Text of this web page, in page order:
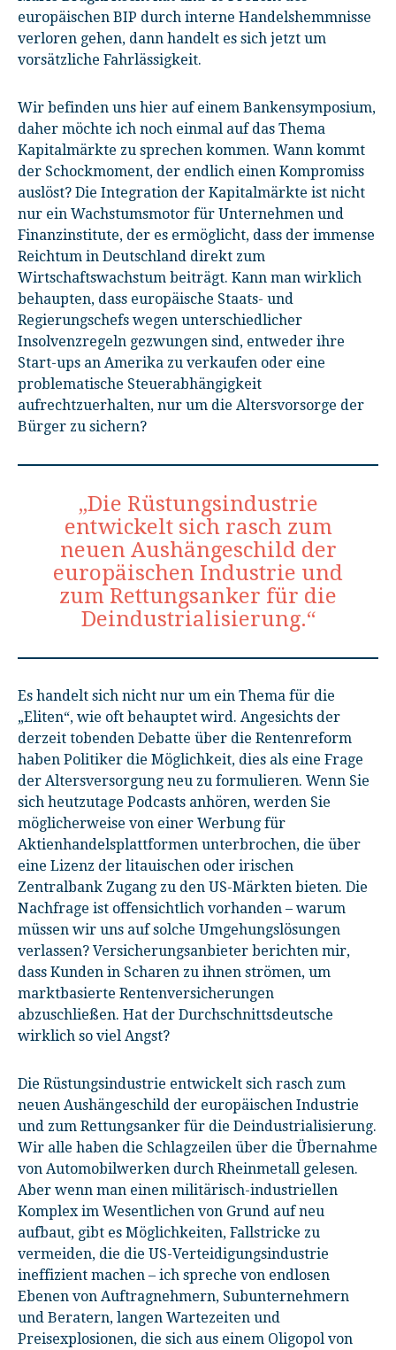
europäischen BIP durch interne Handelshemmnisse
verloren gehen, dann handelt es sich jetzt um
vorsätzliche Fahrlässigkeit.
Wir befinden uns hier auf einem Bankensymposium,
daher möchte ich noch einmal auf das Thema
Kapitalmärkte zu sprechen kommen. Wann kommt
der Schockmoment, der endlich einen Kompromiss
auslöst? Die Integration der Kapitalmärkte ist nicht
nur ein Wachstumsmotor für Unternehmen und
Finanzinstitute, der es ermöglicht, dass der immense
Reichtum in Deutschland direkt zum
Wirtschaftswachstum beiträgt. Kann man wirklich
behaupten, dass europäische Staats- und
Regierungschefs wegen unterschiedlicher
Insolvenzregeln gezwungen sind, entweder ihre
Start-ups an Amerika zu verkaufen oder eine
problematische Steuerabhängigkeit
aufrechtzuerhalten, nur um die Altersvorsorge der
Bürger zu sichern?
„Die Rüstungsindustrie
entwickelt sich rasch zum
neuen Aushängeschild der
europäischen Industrie und
zum Rettungsanker für die
Deindustrialisierung.“
Es handelt sich nicht nur um ein Thema für die
„Eliten“, wie oft behauptet wird. Angesichts der
derzeit tobenden Debatte über die Rentenreform
haben Politiker die Möglichkeit, dies als eine Frage
der Altersversorgung neu zu formulieren. Wenn Sie
sich heutzutage Podcasts anhören, werden Sie
möglicherweise von einer Werbung für
Aktienhandelsplattformen unterbrochen, die über
eine Lizenz der litauischen oder irischen
Zentralbank Zugang zu den US-Märkten bieten. Die
Nachfrage ist offensichtlich vorhanden – warum
müssen wir uns auf solche Umgehungslösungen
verlassen? Versicherungsanbieter berichten mir,
dass Kunden in Scharen zu ihnen strömen, um
marktbasierte Rentenversicherungen
abzuschließen. Hat der Durchschnittsdeutsche
wirklich so viel Angst?
Die Rüstungsindustrie entwickelt sich rasch zum
neuen Aushängeschild der europäischen Industrie
und zum Rettungsanker für die Deindustrialisierung.
Wir alle haben die Schlagzeilen über die Übernahme
von Automobilwerken durch Rheinmetall gelesen.
Aber wenn man einen militärisch-industriellen
Komplex im Wesentlichen von Grund auf neu
aufbaut, gibt es Möglichkeiten, Fallstricke zu
vermeiden, die die US-Verteidigungsindustrie
ineffizient machen – ich spreche von endlosen
Ebenen von Auftragnehmern, Subunternehmern
und Beratern, langen Wartezeiten und
Preisexplosionen, die sich aus einem Oligopol von